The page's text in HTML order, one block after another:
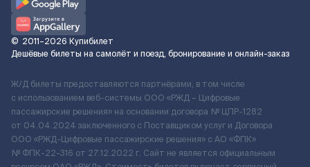
© 2011–2026 Купибилет
Дешёвые билеты на самолёт и поезд, бронирование и онлайн-заказ
Ж/Д билеты предоставляются партнёрами, в том числе
с использованием веб-системы ООО «РЖД – Цифровые
пассажирские решения» на основании договора № ЦПР-1282
от 04.04.2024 заключенного с Поставщиком услуг и Договора
ООО «РЖД-Цифровые пассажирские решения» c АО «ФПК»
№ ФПК-22-316 от 27.12.2022 г. Сайт не является официальным